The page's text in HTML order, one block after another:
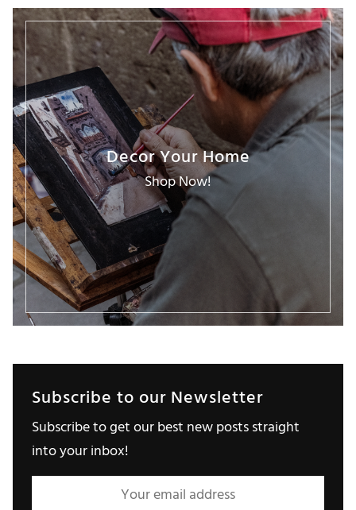
Decor Your Home
Shop Now!
Subscribe to our Newsletter
Subscribe to get our best new posts straight
into your inbox!